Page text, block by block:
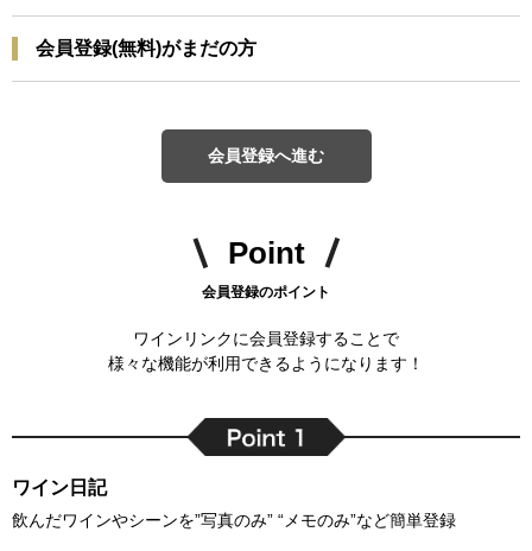
会員登録(無料)がまだの方
会員登録へ進む
Point
会員登録のポイント
ワインリンクに会員登録することで
様々な機能が利用できるようになります！
ワイン日記
飲んだワインやシーンを”写真のみ” “メモのみ”など簡単登録